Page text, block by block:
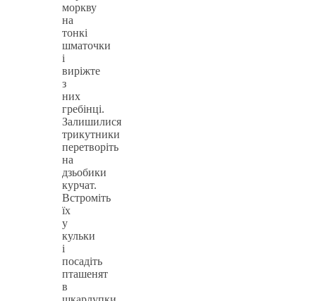
моркву
на
тонкі
шматочки
і
виріжте
з
них
гребінці.
Залишилися
трикутники
перетворіть
на
дзьобики
курчат.
Встроміть
їх
у
кульки
і
посадіть
пташенят
в